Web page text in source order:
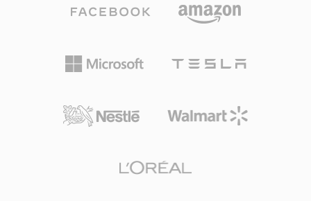
都能原生解码FLAC。Tidal和Amazon Music等流
对这一编解码器的信任。FLAC具有三大突出优
势：第一，解码时可实现原始信号的完整逐比特还
据，无需附加文件即可保持音乐库的有序管理；第